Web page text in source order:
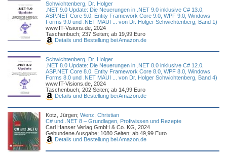
Schwichtenberg, Dr. Holger
.NET 9.0 Update: Die Neuerungen in .NET 9.0 inklusive C# 13.0,
ASP.NET Core 9.0, Entity Framework Core 9.0, WPF 9.0, Windows
Forms 9.0 und .NET MAUI ... von Dr. Holger Schwichtenberg, Band 1)
www.IT-Visions.de, 2024
Taschenbuch; 237 Seiten; ab 19,99 Euro
Details und Bestellung bei Amazon.de
Schwichtenberg, Dr. Holger
.NET 8.0 Update: Die Neuerungen in .NET 8.0 inklusive C# 12.0,
ASP.NET Core 8.0, Entity Framework Core 8.0, WPF 8.0, Windows
Forms 8.0 und .NET MAUI ... von Dr. Holger Schwichtenberg, Band 4)
www.IT-Visions.de, 2024
Taschenbuch; 202 Seiten; ab 14,99 Euro
Details und Bestellung bei Amazon.de
Kotz, Jürgen; Wenz, Christian
C# und .NET 8 – Grundlagen, Profiwissen und Rezepte
Carl Hanser Verlag GmbH & Co. KG, 2024
Gebundene Ausgabe; 1080 Seiten; ab 49,99 Euro
Details und Bestellung bei Amazon.de